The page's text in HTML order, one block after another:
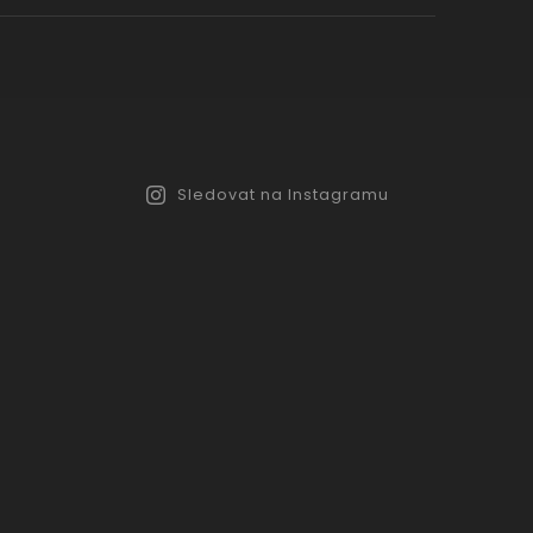
Sledovat na Instagramu